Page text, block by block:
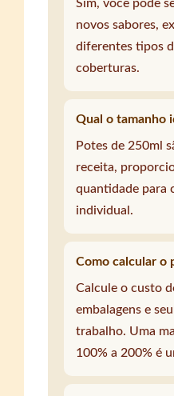
Sim, você pode
novos sabores,
diferentes tipos
coberturas.
Qual o tamanho
Potes de 250ml
receita,
quantidade para
individual.
Como calcular o
Calcule o custo
embalagens e
trabalho. Uma
100% a 200% é